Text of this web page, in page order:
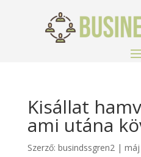
Kisállat
ami utána
Szerző: busindssgren2| máj